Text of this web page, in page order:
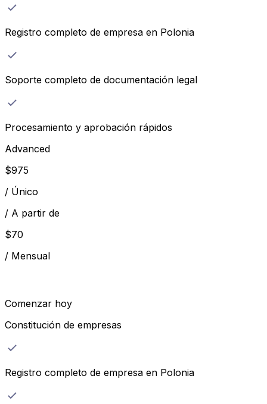
Registro completo de empresa en Polonia
Soporte completo de documentación legal
Procesamiento y aprobación rápidos
Advanced
$975
/ Único
/ A partir de
$70
/ Mensual
Comenzar hoy
Constitución de empresas
Registro completo de empresa en Polonia